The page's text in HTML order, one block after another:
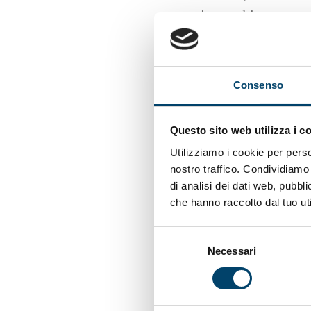
Consenso
Questo sito web utilizza i
Utilizziamo i cookie per
nostro traffico.
di analisi dei dati web,
che hanno raccolto dal tuo
Necessari
primo o ultimo
complessive ricevute.
La classifica,
risultato
confrontabili
ricerca nel mondo.
scientifica di un solo
In totale gli
rappresentano il top
Women Scientists
Complimenti vivissimi